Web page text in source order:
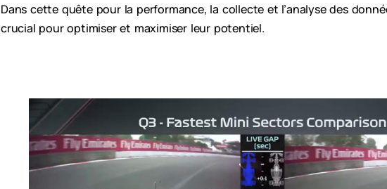
Dans cette quête pour la performance, la collecte et l’analyse des
crucial pour optimiser et maximiser leur potentiel.